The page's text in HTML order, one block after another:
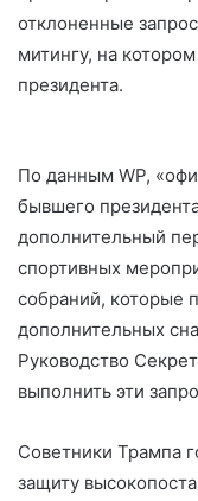
отклоненные
митингу, на
президента.
По данным WP,
бывшего
дополнительный
спортивных
собраний, которые
дополнительных
Руководство
выполнить эти
Советники Трампа
защиту